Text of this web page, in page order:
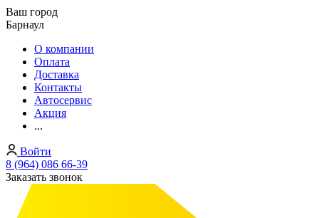
Ваш город
Барнаул
О компании
Оплата
Доставка
Контакты
Автосервис
Акция
...
Войти
8 (964) 086 66-39
Заказать звонок